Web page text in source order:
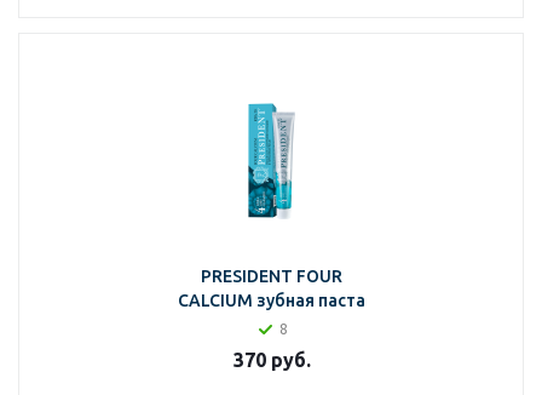
PRESIDENT FOUR
CALCIUM зубная паста
8
370руб.